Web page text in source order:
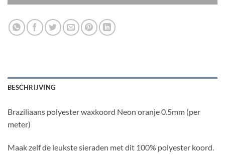
BESCHRIJVING
Braziliaans polyester waxkoord Neon oranje 0.5mm (per
meter)
Maak zelf de leukste sieraden met dit 100% polyester koord.